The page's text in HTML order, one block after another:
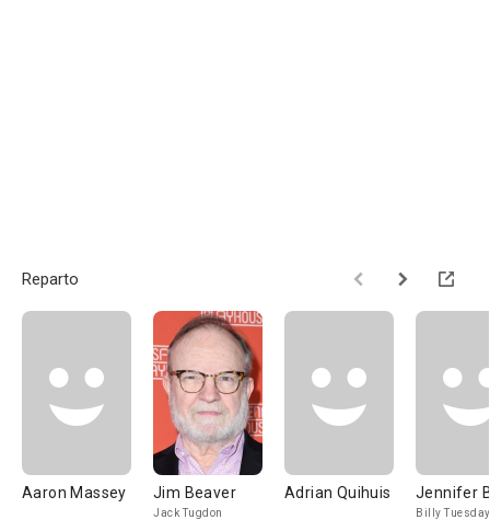
Reparto
Aaron Massey Jim Beaver
Jack Tugdon
Adrian Quihuis Jennifer
Billy Tuesday